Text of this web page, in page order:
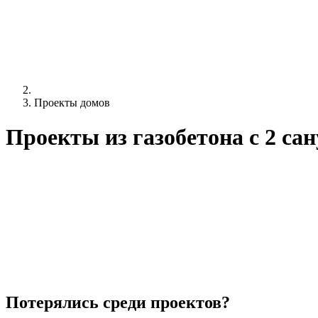
Проекты домов
Проекты из газобетона c 2
Потерялись среди проектов?